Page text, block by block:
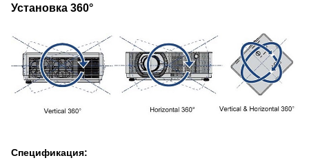
Установка 360°
Спецификация: